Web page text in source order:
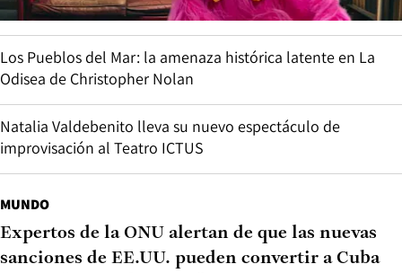
Los Pueblos del Mar: la amenaza histórica latente en La
Odisea de Christopher Nolan
Natalia Valdebenito lleva su nuevo espectáculo de
improvisación al Teatro ICTUS
MUNDO
Expertos de la ONU alertan de que las nuevas
sanciones de EE.UU. pueden convertir a Cuba